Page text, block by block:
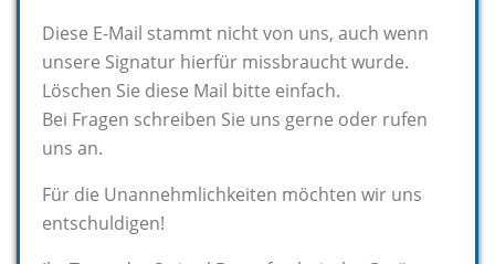
Diese E-Mail stammt nicht von uns, auch wenn
unsere Signatur hierfür missbraucht wurde.
Löschen Sie diese Mail bitte einfach.
Bei Fragen schreiben Sie uns gerne oder rufen
uns an.
Für die Unannehmlichkeiten möchten wir uns
entschuldigen!